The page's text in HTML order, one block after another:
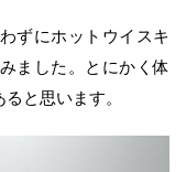
ずにホットウイスキ
ました。とにかく体
と思います。